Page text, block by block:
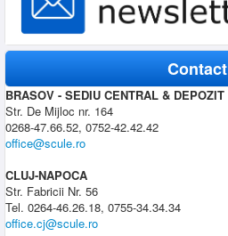
Contact
BRASOV - SEDIU CENTRAL & DEPOZIT
Str. De Mijloc nr. 164
0268-47.66.52, 0752-42.42.42
office@scule.ro
CLUJ-NAPOCA
Str. Fabricii Nr. 56
Tel. 0264-46.26.18, 0755-34.34.34
office.cj@scule.ro